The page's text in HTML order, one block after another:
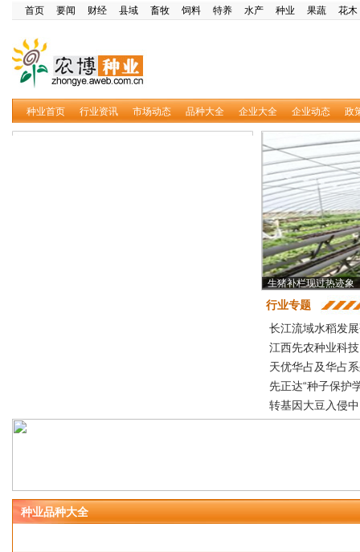
首页 要闻 财经 县域 畜牧 饲料 特养 水产 种业 果蔬 花木
种业首页 行业资讯 市场动态 品种大全 企业大全 企业动态 政
河北发力农业供给侧
行业专题
长江流域水稻发
江西先农种业科
天优华占及华占
先正达“种子保护
转基因大豆入侵
种业品种大全